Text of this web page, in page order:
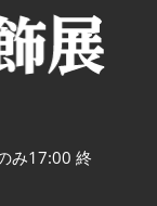
み17:00 終